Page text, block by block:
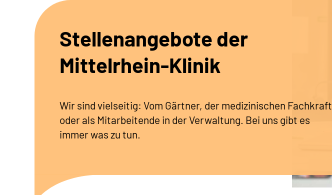
Stellenangebote der
Mittelrhein-Klinik
Wir sind vielseitig: Vom Gärtner, der medizinischen Fachkraft
oder als Mitarbeitende in der Verwaltung. Bei uns gibt es
immer was zu tun.